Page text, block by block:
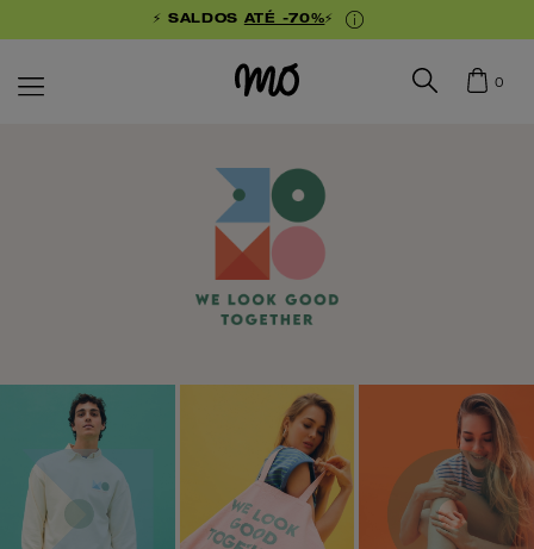
⚡ SALDOS ATÉ -70%⚡
0